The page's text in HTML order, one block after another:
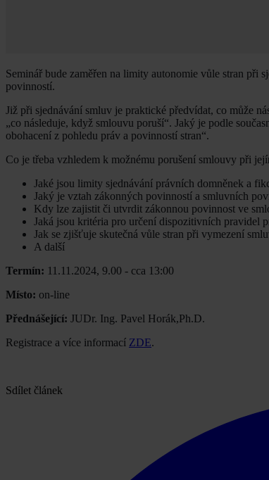
Seminář bude zaměřen na limity autonomie vůle stran při
povinností.
Již při sjednávání smluv je praktické předvídat, co může
„co následuje, když smlouvu poruší“. Jaký je podle
obohacení z pohledu práv a povinností stran“.
Co je třeba vzhledem k možnému porušení smlouvy při
Jaké jsou limity sjednávání právních domněnek a
Jaký je vztah zákonných povinností a smluvních
Kdy lze zajistit či utvrdit zákonnou povinnost ve
Jaká jsou kritéria pro určení dispozitivních pravidel
Jak se zjišťuje skutečná vůle stran při vymezení
A další
Termín: 11.11.2024, 9.00 - cca 13:00
Místo: on-line
Přednášející: JUDr. Ing. Pavel Horák,Ph.D.
Registrace a více informací ZDE.
Sdílet článek